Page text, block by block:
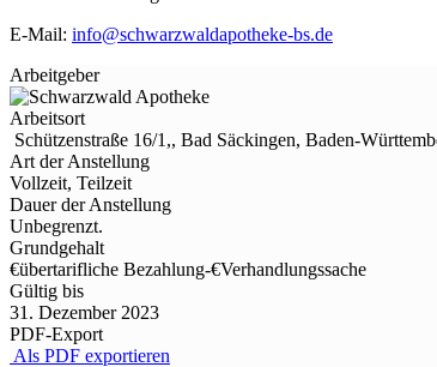
E-Mail: info@schwarzwaldapotheke-bs.de
Arbeitgeber
Arbeitsort
Schützenstraße 16/1,, Bad Säckingen, Baden-
Art der Anstellung
Vollzeit, Teilzeit
Dauer der Anstellung
Unbegrenzt.
Grundgehalt
€übertarifliche Bezahlung-€Verhandlungssache
Gültig bis
31. Dezember 2023
PDF-Export
Als PDF exportieren